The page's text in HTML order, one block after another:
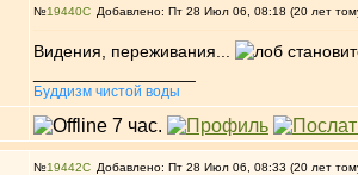
№19440 Добавлено: Пт 28 Июл 06, 08:18 (20 лет
Видения, переживания...
Буддизм чистой воды
№19442 Добавлено: Пт 28 Июл 06, 08:33 (20 лет